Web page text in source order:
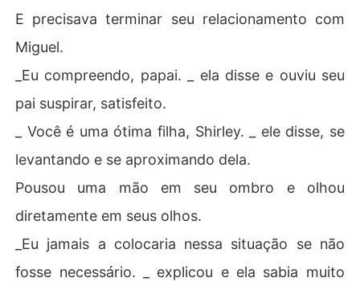
E precisava terminar seu relacionamento com
Miguel.
_Eu compreendo, papai. _ ela disse e ouviu seu
pai suspirar, satisfeito.
_ Você é uma ótima filha, Shirley. _ ele disse, se
levantando e se aproximando dela.
Pousou uma mão em seu ombro e olhou
diretamente em seus olhos.
_Eu jamais a colocaria nessa situação se não
fosse necessário. _ explicou e ela sabia muito